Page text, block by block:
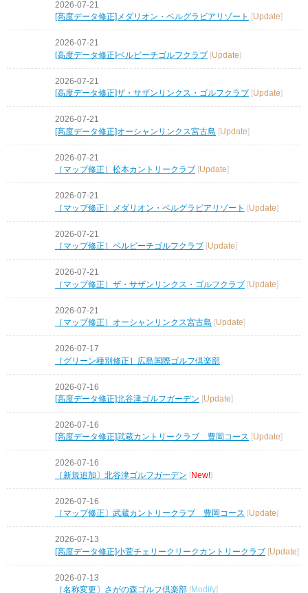
2026-07-21
[高度データ修正]メダリオン・ベルグラビアリゾート
Update
2026-07-21
[高度データ修正]ベルビーチゴルフクラブ [Update]
2026-07-21
[高度データ修正]ザ・サザンリンクス・ゴルフクラブ
Update
2026-07-21
[高度データ修正]オーシャンリンクス宮古島 [Update]
2026-07-21
［マップ修正］松本カントリークラブ
Update
2026-07-21
［マップ修正］メダリオン・ベルグラビアリゾート
[Update]
2026-07-21
［マップ修正］ベルビーチゴルフクラブ [Update]
2026-07-21
［マップ修正］ザ・サザンリンクス・ゴルフクラブ [Update]
2026-07-21
［マップ修正］オーシャンリンクス宮古島 [Update]
2026-07-17
［グリーン種別修正］広島国際ゴルフ倶楽部
2026-07-16
[高度データ修正]北谷津ゴルフガーデン [Update]
2026-07-16
[高度データ修正]武蔵カントリークラブ 豊岡コース
Update
2026-07-16
［新規追加〕北谷津ゴルフガーデン [New!]
2026-07-16
［マップ修正〕武蔵カントリークラブ 豊岡コース
Update
2026-07-13
[高度データ修正]小萱チェリークリークカントリークラブ [Update]
2026-07-13
［名称変更〕さがの森ゴルフ倶楽部
Modify